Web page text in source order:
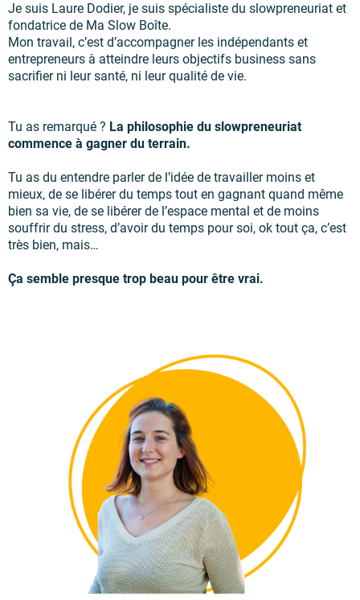
Je suis Laure Dodier, je suis spécialiste du slowpreneuriat et
fondatrice de Ma Slow Boîte.
Mon travail, c’est d’accompagner les indépendants et
entrepreneurs à atteindre leurs objectifs business sans
sacrifier ni leur santé, ni leur qualité de vie.
Tu as remarqué ? La philosophie du slowpreneuriat
commence à gagner du terrain.
Tu as du entendre parler de l’idée de travailler moins et
mieux, de se libérer du temps tout en gagnant quand même
bien sa vie, de se libérer de l’espace mental et de moins
souffrir du stress, d’avoir du temps pour soi, ok tout ça, c’est
très bien, mais…
Ça semble presque trop beau pour être vrai.